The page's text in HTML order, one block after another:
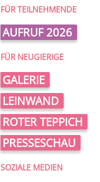
FÜR TEILNEHMENDE
AUFRUF 2026
FÜR NEUGIERIGE
GALERIE
LEINWAND
ROTER TEPPICH
PRESSESCHAU
SOZIALE MEDIEN